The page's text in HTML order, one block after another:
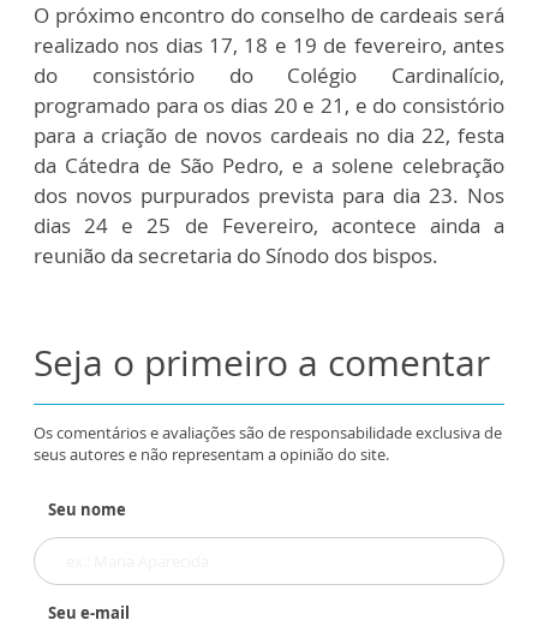
O próximo encontro do conselho de cardeais será
realizado nos dias 17, 18 e 19 de fevereiro, antes
do consistório do Colégio Cardinalício,
programado para os dias 20 e 21, e do consistório
para a criação de novos cardeais no dia 22, festa
da Cátedra de São Pedro, e a solene celebração
dos novos purpurados prevista para dia 23. Nos
dias 24 e 25 de Fevereiro, acontece ainda a
reunião da secretaria do Sínodo dos bispos.
Seja o primeiro a comentar
Os comentários e avaliações são de responsabilidade exclusiva de
seus autores e não representam a opinião do site.
Seu nome
Seu e-mail